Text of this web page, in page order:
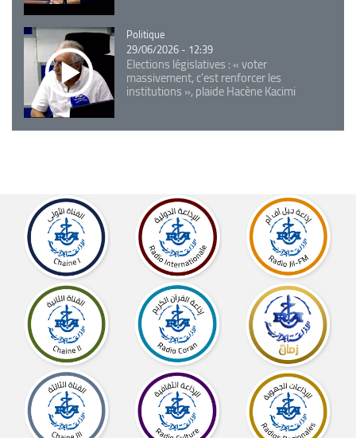
Catégorie
Politique
29/06/2026 - 12:39
Elections législatives : « voter
massivement, c'est renforcer les
institutions », plaide Hacène Kacimi